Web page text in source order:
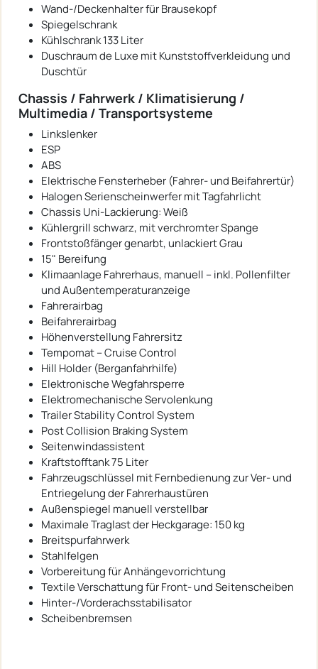
Wand-/Deckenhalter für Brausekopf
Spiegelschrank
Kühlschrank 133 Liter
Duschraum de Luxe mit Kunststoffverkleidung und
Duschtür
Chassis / Fahrwerk / Klimatisierung /
Multimedia / Transportsysteme
Linkslenker
ESP
ABS
Elektrische Fensterheber (Fahrer- und Beifahrertür)
Halogen Serienscheinwerfer mit Tagfahrlicht
Chassis Uni-Lackierung: Weiß
Kühlergrill schwarz, mit verchromter Spange
Frontstoßfänger genarbt, unlackiert Grau
15" Bereifung
Klimaanlage Fahrerhaus, manuell – inkl. Pollenfilter
und Außentemperaturanzeige
Fahrerairbag
Beifahrerairbag
Höhenverstellung Fahrersitz
Tempomat – Cruise Control
Hill Holder (Berganfahrhilfe)
Elektronische Wegfahrsperre
Elektromechanische Servolenkung
Trailer Stability Control System
Post Collision Braking System
Seitenwindassistent
Kraftstofftank 75 Liter
Fahrzeugschlüssel mit Fernbedienung zur Ver- und
Entriegelung der Fahrerhaustüren
Außenspiegel manuell verstellbar
Maximale Traglast der Heckgarage: 150 kg
Breitspurfahrwerk
Stahlfelgen
Vorbereitung für Anhängevorrichtung
Textile Verschattung für Front- und Seitenscheiben
Hinter-/Vorderachsstabilisator
Scheibenbremsen